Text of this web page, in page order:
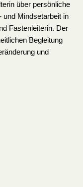
über persönliche
und Mindsetarbeit in
Fastenleiterin. Der
Begleitung
und